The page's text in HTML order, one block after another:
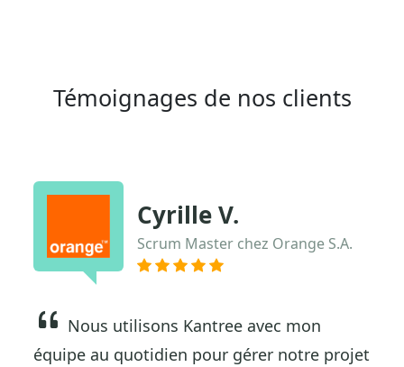
Témoignages de nos clients
Cyrille V.
Scrum Master chez Orange S.A.
Nous utilisons Kantree avec mon
équipe au quotidien pour gérer notre projet